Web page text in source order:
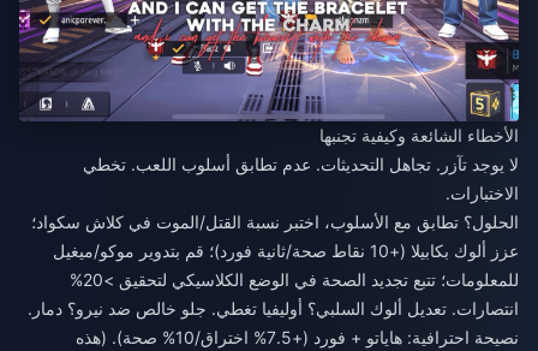
الأخطاء الشائعة وكيفية تجنبها
لا يوجد تآزر. تجاهل التحديثات. عدم تطابق أسلوب اللعب. تخطي
الاختبارات.
الحلول؟ تطابق مع الأسلوب، اختبر نسبة القتل/الموت في كلاش سكواد؛
عزز ألوك بكابيلا (+10 نقاط صحة/ثانية فورد)؛ قم بتدوير موكو/ميغيل
للمعلومات؛ تتبع تجديد الصحة في الوضع الكلاسيكي لتحقيق >20%
انتصارات. تعديل ألوك السلبي؟ أوليفيا تغطي. جلو خالص ضد نيرو؟ دمار.
نصيحة احترافية: هاياتو + فورد (+7.5% اختراق/10% صحة). (هذه